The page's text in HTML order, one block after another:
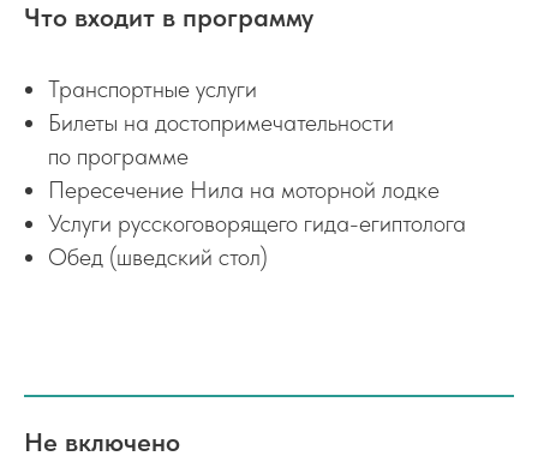
Что входит в программу
Транспортные услуги
Билеты на достопримечательности
по программе
Пересечение Нила на моторной лодке
Услуги русскоговорящего гида-египтолога
Обед (шведский стол)
Не включено